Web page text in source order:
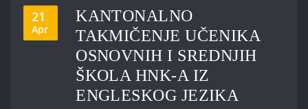
21
Apr
KANTONALNO
TAKMIČENJE UČENIKA
OSNOVNIH I SREDNJIH
ŠKOLA HNK-A IZ
ENGLESKOG JEZIKA